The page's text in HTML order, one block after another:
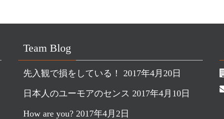
Team Blog
先入観で損をしている！ 2017年4月20日
日本人のユーモアのセンス 2017年4月10日
How are you? 2017年4月2日